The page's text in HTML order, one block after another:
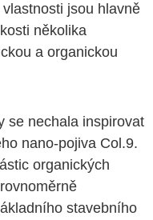
jsou hlavně
několika
a organickou
se nechala inspirovat
nano-pojiva Col.9.
organických
stavebního